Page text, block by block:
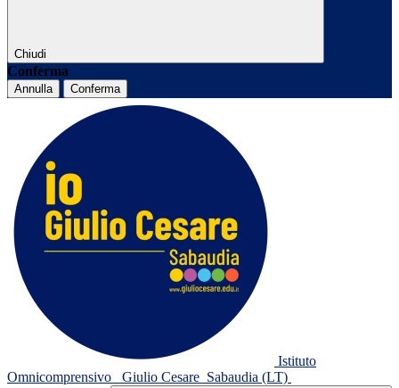
Chiudi
Conferma
Annulla Conferma
Istituto
Omnicomprensivo
Giulio Cesare Sabaudia (LT)